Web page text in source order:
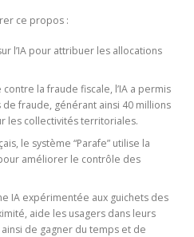
ce propos :
l’IA pour attribuer les allocations
la fraude fiscale, l’IA a permis
fraude, générant ainsi 40 millions
les collectivités territoriales.
le système “Parafe” utilise la
améliorer le contrôle des
IA expérimentée aux guichets des
aide les usagers dans leurs
de gagner du temps et de